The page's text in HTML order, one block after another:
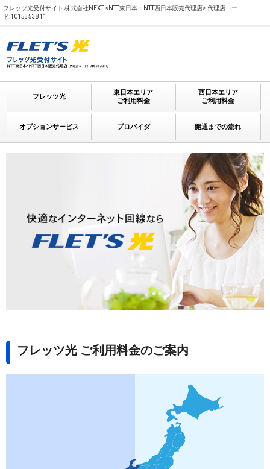
フレッツ光受付サイト 株式会社NEXT <NTT東日本・NTT西日本販売代理店> 代理店コー
ド:1015353811
フレッツ光
東日本エリア
ご利用料金
西日本エリア
ご利用料金
オプションサービス プロバイダ 開通までの流れ
フレッツ光 ご利用料金のご案内